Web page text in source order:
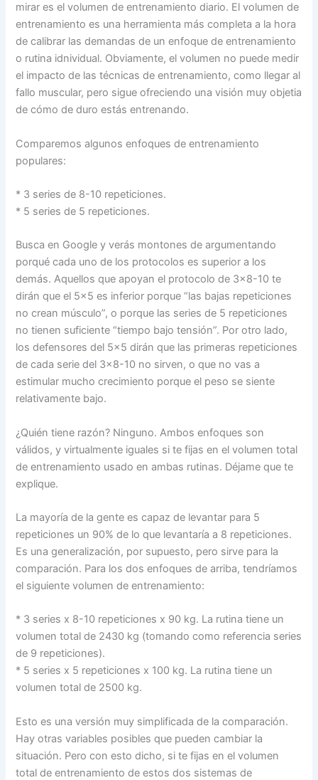
mirar es el volumen de entrenamiento diario. El volumen de
entrenamiento es una herramienta más completa a la hora
de calibrar las demandas de un enfoque de entrenamiento
o rutina idnividual. Obviamente, el volumen no puede medir
el impacto de las técnicas de entrenamiento, como llegar al
fallo muscular, pero sigue ofreciendo una visión muy objetia
de cómo de duro estás entrenando.
Comparemos algunos enfoques de entrenamiento
populares:
* 3 series de 8-10 repeticiones.
* 5 series de 5 repeticiones.
Busca en Google y verás montones de argumentando
porqué cada uno de los protocolos es superior a los
demás. Aquellos que apoyan el protocolo de 3×8-10 te
dirán que el 5×5 es inferior porque “las bajas repeticiones
no crean músculo”, o porque las series de 5 repeticiones
no tienen suficiente “tiempo bajo tensión”. Por otro lado,
los defensores del 5×5 dirán que las primeras repeticiones
de cada serie del 3×8-10 no sirven, o que no vas a
estimular mucho crecimiento porque el peso se siente
relativamente bajo.
¿Quién tiene razón? Ninguno. Ambos enfoques son
válidos, y virtualmente iguales si te fijas en el volumen total
de entrenamiento usado en ambas rutinas. Déjame que te
explique.
La mayoría de la gente es capaz de levantar para 5
repeticiones un 90% de lo que levantaría a 8 repeticiones.
Es una generalización, por supuesto, pero sirve para la
comparación. Para los dos enfoques de arriba, tendríamos
el siguiente volumen de entrenamiento:
* 3 series x 8-10 repeticiones x 90 kg. La rutina tiene un
volumen total de 2430 kg (tomando como referencia series
de 9 repeticiones).
* 5 series x 5 repeticiones x 100 kg. La rutina tiene un
volumen total de 2500 kg.
Esto es una versión muy simplificada de la comparación.
Hay otras variables posibles que pueden cambiar la
situación. Pero con esto dicho, si te fijas en el volumen
total de entrenamiento de estos dos sistemas de